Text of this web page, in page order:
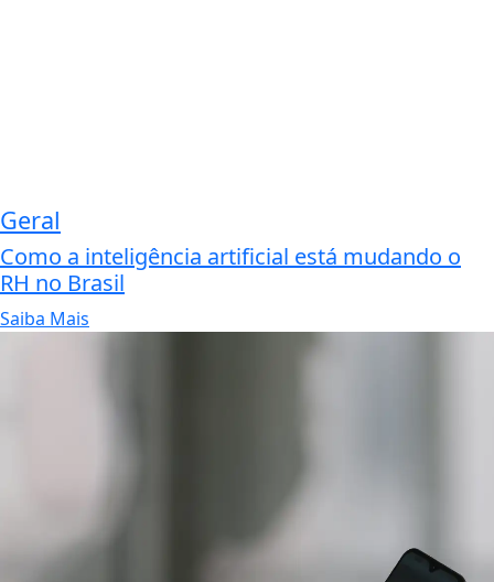
Geral
Como a inteligência artificial está mudando o
RH no Brasil
Saiba Mais